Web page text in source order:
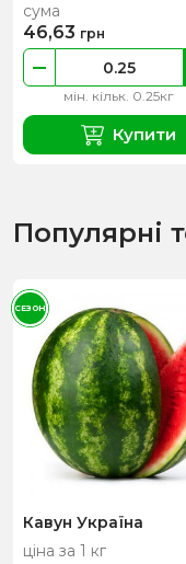
мін. кільк. 0.25кг
сума
46,63 грн
Купити
Популярні
Кавун Україна
ціна за 1 кг
СЕЗОН